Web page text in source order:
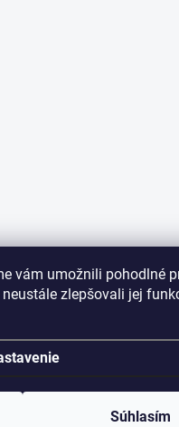
vám umožnili pohodlné
zlepšovali jej
Súhlasím